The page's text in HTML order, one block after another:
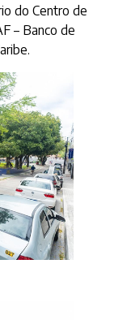
do Centro de
– Banco de